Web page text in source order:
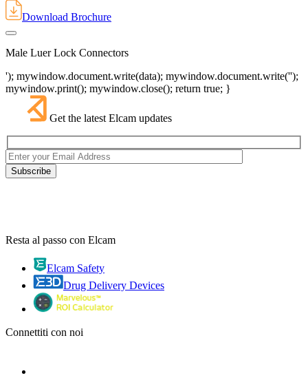
Download Brochure
Male Luer Lock Connectors
'); mywindow.document.write(data); mywindow.document.write('');
mywindow.print(); mywindow.close(); return true; }
Get the latest Elcam updates
Resta al passo con Elcam
Elcam Safety
Drug Delivery Devices
Connettiti con noi